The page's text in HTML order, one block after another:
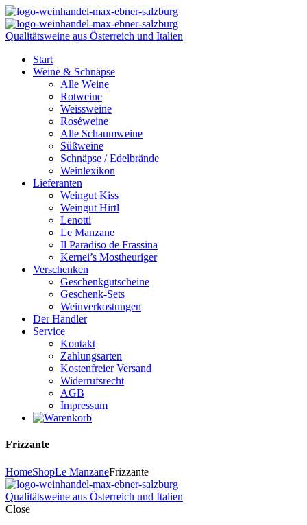
Qualitätsweine aus Österreich und Italien
Start
Weine & Schnäpse
Alle Weine
Rotweine
Weissweine
Roséweine
Alle Schaumweine
Süßweine
Schnäpse / Edelbrände
Weinlexikon
Lieferanten
Weingut Kiss
Weingut Hirtl
Lenotti
Le Manzane
Il Paradiso de Frassina
Kernei’s Mostheuriger
Verschenken
Geschenkgutscheine
Geschenk-Sets
Weinverkostungen
Der Händler
Service
Kontakt
Zahlungsarten
Kostenfreier Versand
Widerrufsrecht
AGB
Impressum
Frizzante
HomeShopLe ManzaneFrizzante
Qualitätsweine aus Österreich und Italien
Close